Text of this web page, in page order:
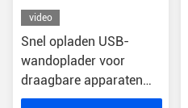
video
Snel opladen USB-
wandoplader voor
draagbare apparaten
met een elegant en